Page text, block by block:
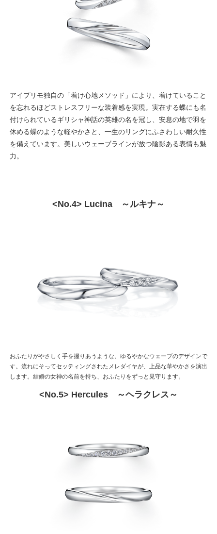
アイプリモ独自の「着け心地メソッド」により、着けていること
を忘れるほどストレスフリーな装着感を実現。実在する蝶にも名
付けられているギリシャ神話の英雄の名を冠し、安息の地で羽を
休める蝶のような軽やかさと、一生のリングにふさわしい耐久性
を備えています。美しいウェーブラインが放つ陰影ある表情も魅
力。
<No.4> Lucina ～ルキナ～
おふたりがやさしく手を握りあうような、ゆるやかなウェーブのデザインで
す。流れにそってセッティングされたメレダイヤが、上品な華やかさを演出
します。結婚の女神の名前を持ち、おふたりをずっと見守ります。
<No.5> Hercules ～ヘラクレス～